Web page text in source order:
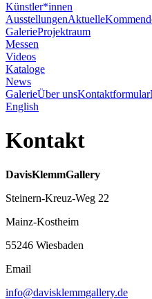
Künstler*innen
AusstellungenAktuelle
GalerieProjektraum
Messen
Videos
Kataloge
News
GalerieÜber unsKontaktformular
English
Kontakt
DavisKlemmGallery
Steinern-Kreuz-Weg 22
Mainz-Kostheim
55246 Wiesbaden
Email
info@davisklemmgallery.de